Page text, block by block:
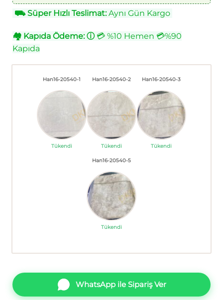
⛟Süper Hızlı Teslimat:Aynı Gün Kargo
🏘 Kapıda Ödeme: ⓘ💳 %10 Hemen 💳%90
Kapıda
Han16-20540-1
Tükendi
Han16-20540-2
Tükendi
Han16-20540-3
Tükendi
Han16-20540-5
Tükendi
WhatsApp ile Sipariş Ver